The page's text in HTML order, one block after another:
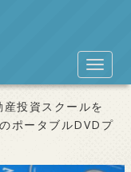
産投資スクールを
ポータブルDVDプ